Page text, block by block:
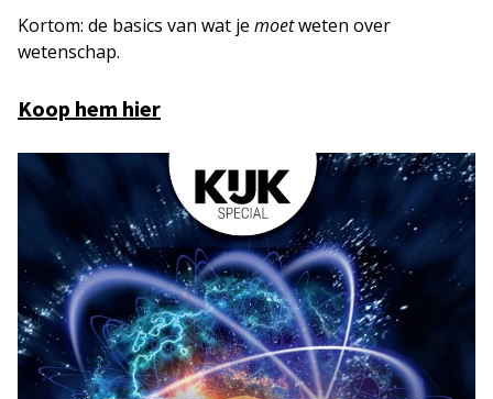
Kortom: de basics van wat je moetweten over
wetenschap.
Koop hem hier